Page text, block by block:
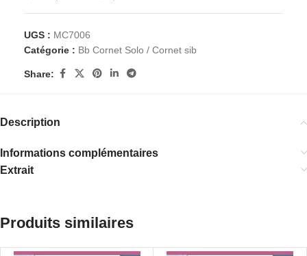
UGS : MC7006
Catégorie : Bb Cornet Solo / Cornet sib
Share:
Description
Informations complémentaires
Extrait
Produits similaires